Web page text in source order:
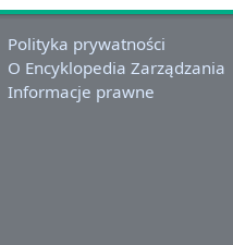
Polityka prywatności
O Encyklopedia Zarządzania
Informacje prawne